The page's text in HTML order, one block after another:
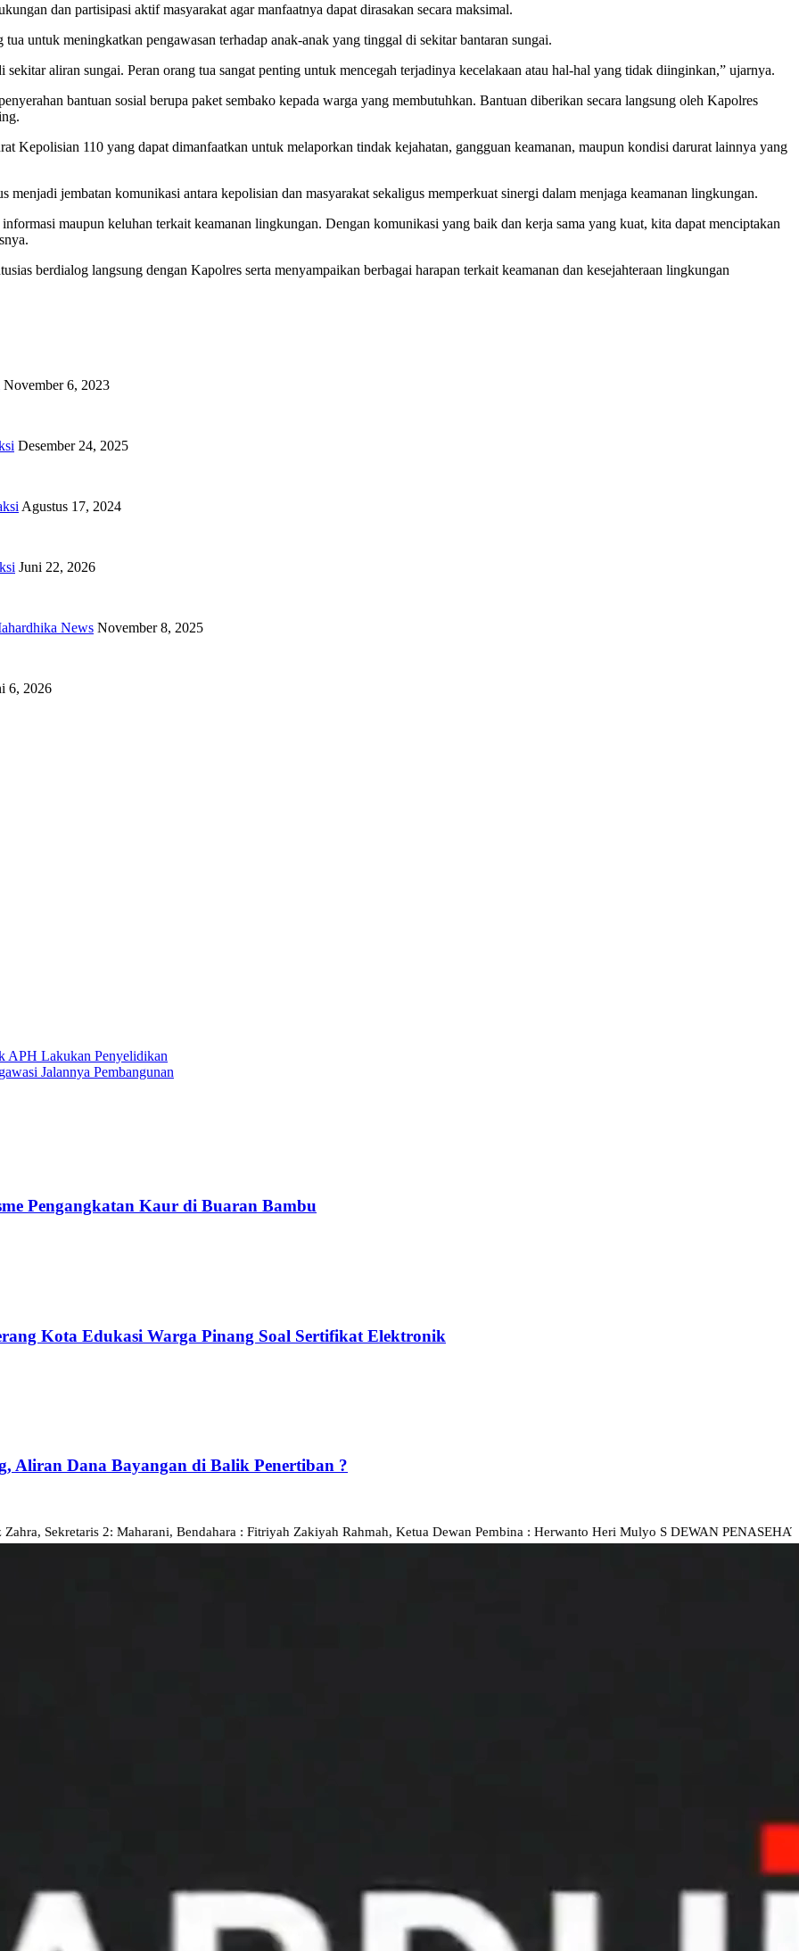
dan partisipasi aktif masyarakat agar manfaatnya dapat dirasakan secara maksimal.
untuk meningkatkan pengawasan terhadap anak-anak yang tinggal di sekitar bantaran sungai.
aliran sungai. Peran orang tua sangat penting untuk mencegah terjadinya kecelakaan atau hal-hal yang tidak diinginkan,” ujarnya.
bantuan sosial berupa paket sembako kepada warga yang membutuhkan. Bantuan diberikan secara langsung oleh Kapolres
Kepolisian 110 yang dapat dimanfaatkan untuk melaporkan tindak kejahatan, gangguan keamanan, maupun kondisi darurat lainnya yang
jembatan komunikasi antara kepolisian dan masyarakat sekaligus memperkuat sinergi dalam menjaga keamanan lingkungan.
maupun keluhan terkait keamanan lingkungan. Dengan komunikasi yang baik dan kerja sama yang kuat, kita dapat menciptakan
berdialog langsung dengan Kapolres serta menyampaikan berbagai harapan terkait keamanan dan kesejahteraan lingkungan
November 6, 2023
Desember 24, 2025
Agustus 17, 2024
Juni 22, 2026
News November 8, 2025
6, 2026
APH Lakukan Penyelidikan
Jalannya Pembangunan
Pengangkatan Kaur di Buaran Bambu
Kota Edukasi Warga Pinang Soal Sertifikat Elektronik
Aliran Dana Bayangan di Balik Penertiban ?
Maharani, Bendahara : Fitriyah Zakiyah Rahmah, Ketua Dewan Pembina : Herwanto Heri Mulyo S DEWAN